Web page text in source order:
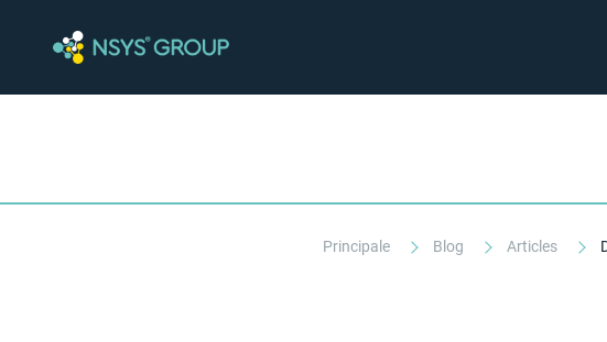
Principale Blog Articles